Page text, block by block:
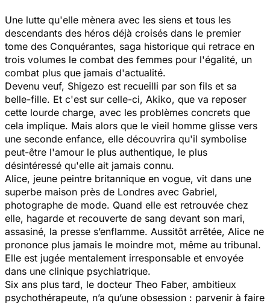
Une lutte qu'elle mènera avec les siens et tous les
descendants des héros déjà croisés dans le premier
tome des Conquérantes, saga historique qui retrace en
trois volumes le combat des femmes pour l'égalité, un
combat plus que jamais d'actualité.
Devenu veuf, Shigezo est recueilli par son fils et sa
belle-fille. Et c'est sur celle-ci, Akiko, que va reposer
cette lourde charge, avec les problèmes concrets que
cela implique. Mais alors que le vieil homme glisse vers
une seconde enfance, elle découvrira qu'il symbolise
peut-être l'amour le plus authentique, le plus
désintéressé qu'elle ait jamais connu.
Alice, jeune peintre britannique en vogue, vit dans une
superbe maison près de Londres avec Gabriel,
photographe de mode. Quand elle est retrouvée chez
elle, hagarde et recouverte de sang devant son mari,
assasiné, la presse s’enflamme. Aussitôt arrêtée, Alice ne
prononce plus jamais le moindre mot, même au tribunal.
Elle est jugée mentalement irresponsable et envoyée
dans une clinique psychiatrique.
Six ans plus tard, le docteur Theo Faber, ambitieux
psychothérapeute, n’a qu’une obsession : parvenir à faire